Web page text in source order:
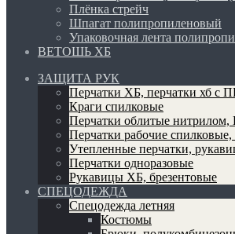
Плёнка стрейч
Шпагат полипропиленовый
Упаковочная лента
ВЕТОШЬ ХБ
ЗАЩИТА РУК
Перчатки ХБ, перчатки хб с
Краги спилковые
Перчатки облитые
Перчатки рабочие
Утепленные перчатки,
Перчатки одноразовые
Рукавицы ХБ, брезентовые
СПЕЦОДЕЖДА
Спецодежда летняя
Костюмы